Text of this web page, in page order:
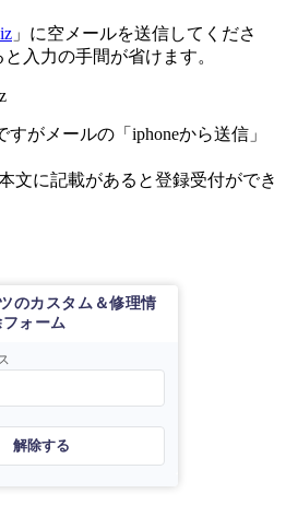
」に空メールを送信してくださ
入力の手間が省けます。
がメールの「iphoneから送信」
文に記載があると登録受付ができ
のカスタム＆修理情
ォーム
解除する